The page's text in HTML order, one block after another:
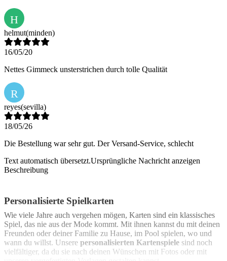
H
helmut(minden)
16/05/20
Nettes Gimmeck unsterstrichen durch tolle Qualität
R
reyes(sevilla)
18/05/26
Die Bestellung war sehr gut. Der Versand-Service, schlecht
Text automatisch übersetzt.Ursprüngliche Nachricht anzeigen
Beschreibung
Personalisierte Spielkarten
Wie viele Jahre auch vergehen mögen, Karten sind ein klassisches
Spiel, das nie aus der Mode kommt. Mit ihnen kannst du mit deinen
Freunden oder deiner Familie zu Hause, im Pool spielen, wo und
wann du willst. Unsere personalisierten Kartenspiele sind noch
vielfältiger, da du sie nach deinen Wünschen mit Fotos oder mit